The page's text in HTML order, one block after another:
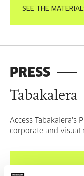
SEE THE
PRESS
Tabakalera
Access Tabakalera's
corporate and visual